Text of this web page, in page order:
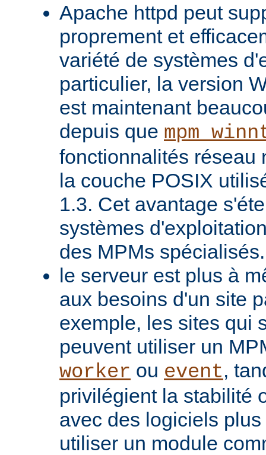
Apache httpd peut
proprement et
variété de systèmes
particulier, la version
est maintenant
depuis que
fonctionnalités réseau
la couche POSIX
1.3. Cet avantage
systèmes
des MPMs spécialisés.
le serveur est plus à
aux besoins d'un site
exemple, les sites qui
peuvent utiliser un
worker ou event,
privilégient la stabilité
avec des logiciels
utiliser un module